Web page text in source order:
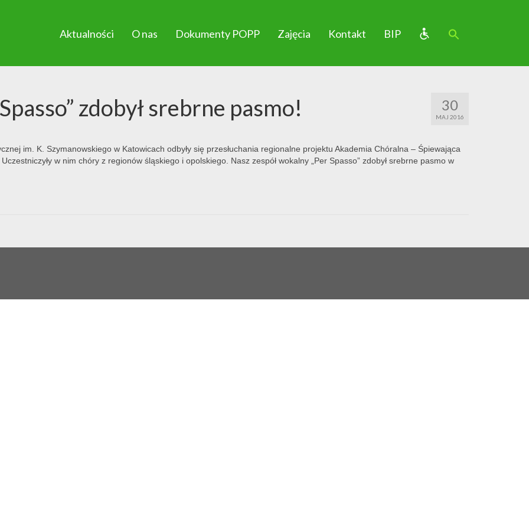
Aktualności O nas Dokumenty POPP Zajęcia Kontakt BIP
30
MAJ 2016
zdobył srebrne pasmo!
im. K. Szymanowskiego w Katowicach odbyły się przesłuchania regionalne projektu Akademia Chóralna – Śpiewająca
w nim chóry z regionów śląskiego i opolskiego. Nasz zespół wokalny „Per Spasso” zdobył srebrne pasmo w